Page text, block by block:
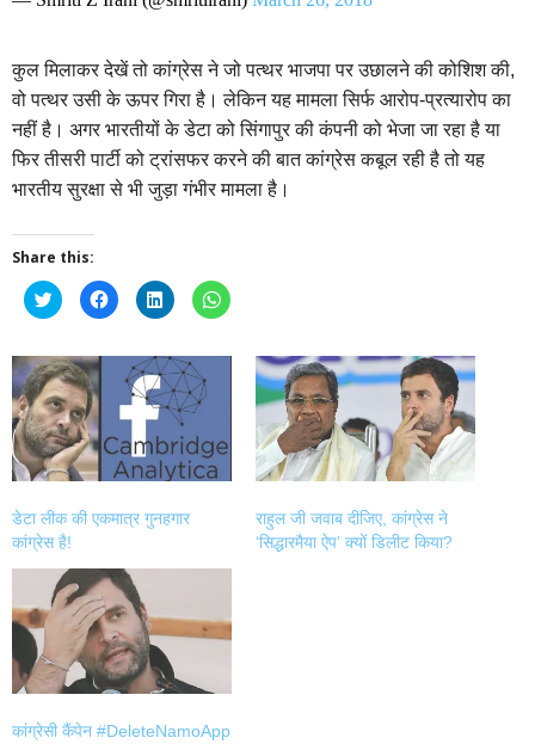
कुल मिलाकर देखें तो कांग्रेस ने जो पत्थर भाजपा पर उछालने की कोशिश की,
वो पत्थर उसी के ऊपर गिरा है। लेकिन यह मामला सिर्फ आरोप-प्रत्यारोप का
नहीं है। अगर भारतीयों के डेटा को सिंगापुर की कंपनी को भेजा जा रहा है या
फिर तीसरी पार्टी को ट्रांसफर करने की बात कांग्रेस कबूल रही है तो यह
भारतीय सुरक्षा से भी जुड़ा गंभीर मामला है।
Share this:
Click
to
share
Twitter
(Opens
in
new
window)
Click
to
share
Facebook
(Opens
new
window)
Click
to
share
LinkedIn
(Opens
in
new
window)
Click
to
WhatsApp
(Opens
window)
डेटा लीक की एकमात्र गुनहगार
कांग्रेस है!
राहुल जी जवाब दीजिए, कांग्रेस ने
‘सिद्धारमैया ऐप’ क्यों डिलीट किया?
कांग्रेसी कैंपेन #DeleteNamoApp